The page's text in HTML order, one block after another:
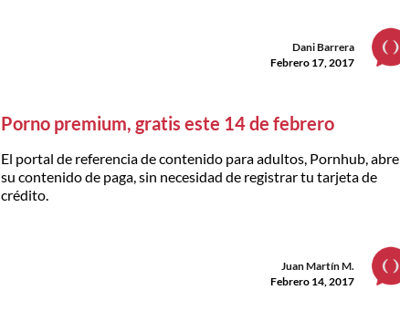
Dani Barrera
Febrero 17, 2017
Porno premium, gratis este 14 de febrero
El portal de referencia de contenido para adultos, Pornhub, abre
su contenido de paga, sin necesidad de registrar tu tarjeta de
crédito.
Juan Martín M.
Febrero 14, 2017